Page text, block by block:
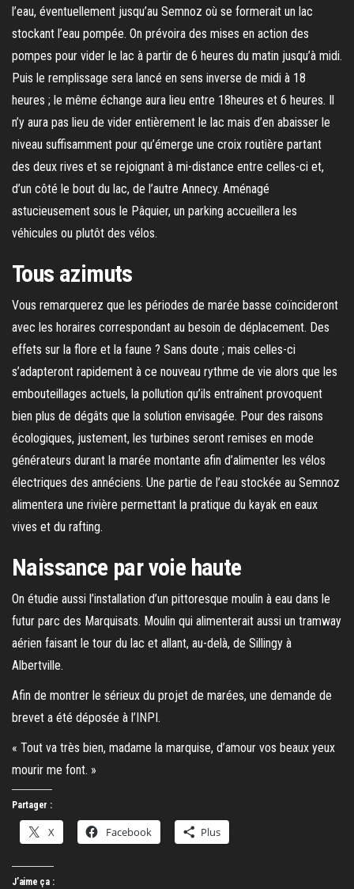
l’eau, éventuellement jusqu’au Semnoz où se formerait un lac
stockant l’eau pompée. On prévoira des mises en action des
pompes pour vider le lac à partir de 6 heures du matin jusqu’à midi.
Puis le remplissage sera lancé en sens inverse de midi à 18
heures ; le même échange aura lieu entre 18heures et 6 heures. Il
n’y aura pas lieu de vider entièrement le lac mais d’en abaisser le
niveau suffisamment pour qu’émerge une croix routière partant
des deux rives et se rejoignant à mi-distance entre celles-ci et,
d’un côté le bout du lac, de l’autre Annecy. Aménagé
astucieusement sous le Pâquier, un parking accueillera les
véhicules ou plutôt des vélos.
Tous azimuts
Vous remarquerez que les périodes de marée basse coïncideront
avec les horaires correspondant au besoin de déplacement. Des
effets sur la flore et la faune ? Sans doute ; mais celles-ci
s’adapteront rapidement à ce nouveau rythme de vie alors que les
embouteillages actuels, la pollution qu’ils entraînent provoquent
bien plus de dégâts que la solution envisagée. Pour des raisons
écologiques, justement, les turbines seront remises en mode
générateurs durant la marée montante afin d’alimenter les vélos
électriques des annéciens. Une partie de l’eau stockée au Semnoz
alimentera une rivière permettant la pratique du kayak en eaux
vives et du rafting.
Naissance par voie haute
On étudie aussi l’installation d’un pittoresque moulin à eau dans le
futur parc des Marquisats. Moulin qui alimenterait aussi un tramway
aérien faisant le tour du lac et allant, au-delà, de Sillingy à
Albertville.
Afin de montrer le sérieux du projet de marées, une demande de
brevet a été déposée à l’INPI.
« Tout va très bien, madame la marquise, d’amour vos beaux yeux
mourir me font. »
Partager :
X Facebook Plus
J’aime ça :